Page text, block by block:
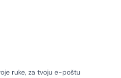
ruke, za tvoju e-poštu